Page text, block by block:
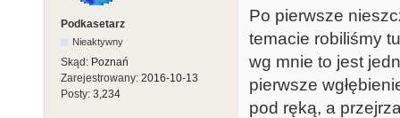
Podkasetarz
Nieaktywny
Skąd: Poznań
Zarejestrowany: 2016-10-13
Posty: 3,234
Po pierwsze
temacie robiliśmy
wg mnie to jest
pierwsze
pod ręką, a